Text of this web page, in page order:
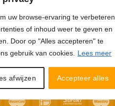
uw browse-ervaring te verbeteren,
of inhoud weer te geven en
Door op "Alles accepteren" te
gebruik van cookies.
Lees meer
afwijzen Accepteer alles
Disclaimer © 123Ledstrips.nl